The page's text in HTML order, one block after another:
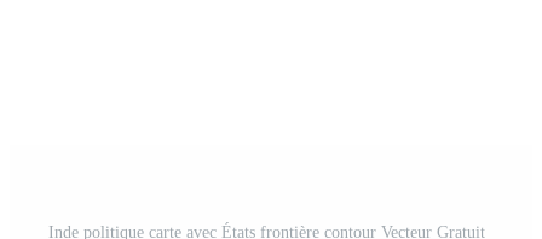
Inde politique carte avec États frontière contour Vecteur Gratuit